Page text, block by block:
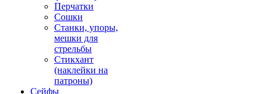
Перчатки
Сошки
Станки, упоры,
мешки для
стрельбы
Стикхант
(наклейки на
патроны)
Сейфы